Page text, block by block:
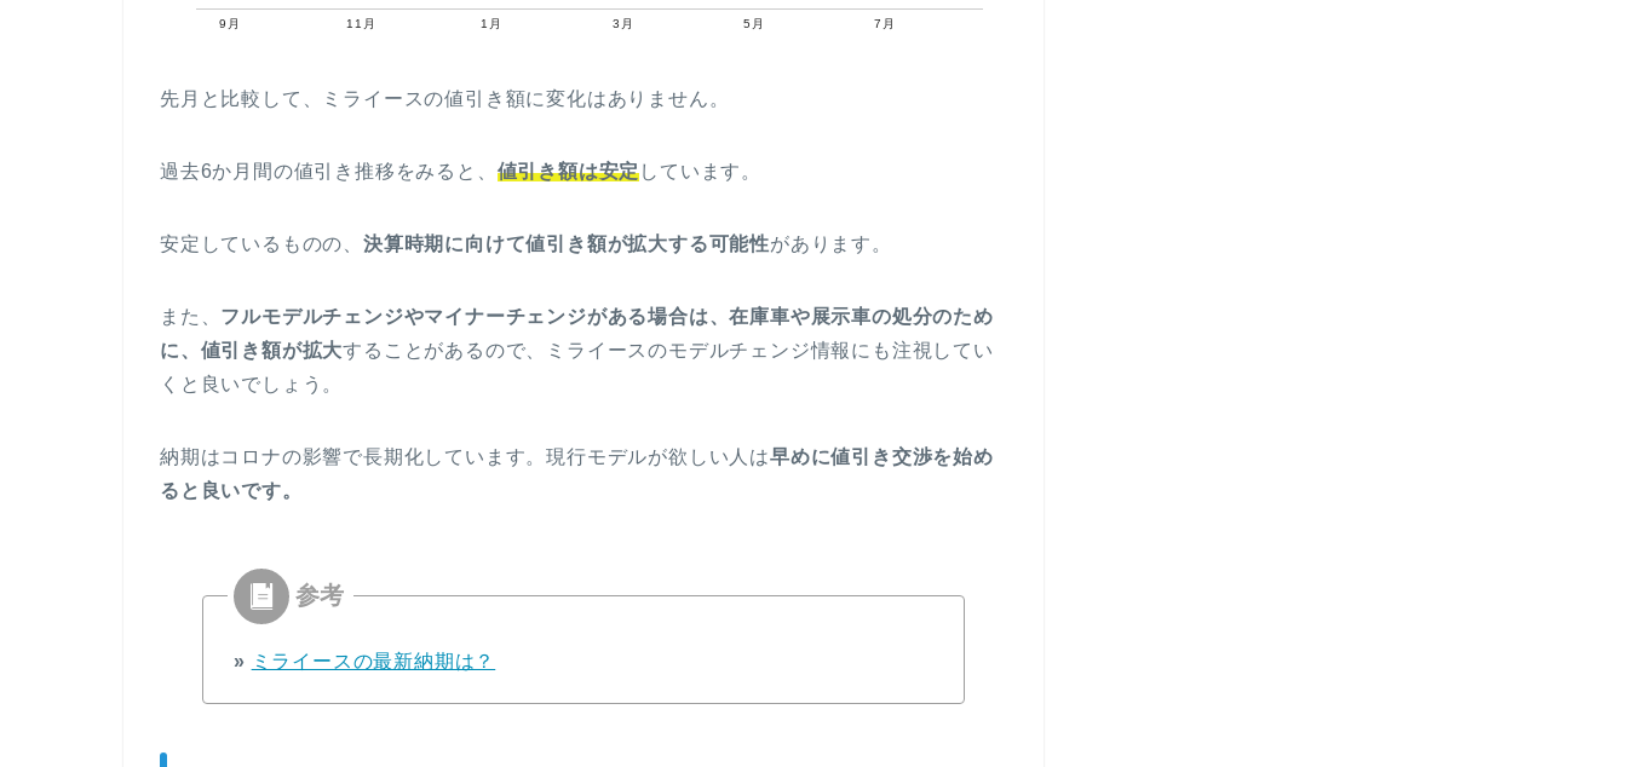
9月 11月 1月 3月 5月 7月
先月と比較して、ミライースの値引き額に変化はありません。
過去6か月間の値引き推移をみると、 値引き額は安定しています。
安定しているものの、 決算時期に向けて値引き額が拡大する可能性があります。
また、 フルモデルチェンジやマイナーチェンジがある場合は、在庫車や展示車の処分のため
に、値引き額が拡大することがあるので、ミライースのモデルチェンジ情報にも注視してい
くと良いでしょう。
納期はコロナの影響で長期化しています。現行モデルが欲しい人は早めに値引き交渉を始め
ると良いです。
» ミライースの最新納期は？